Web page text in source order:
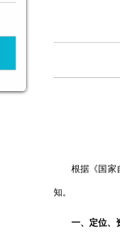
根据《国家自
知。
一、定位、